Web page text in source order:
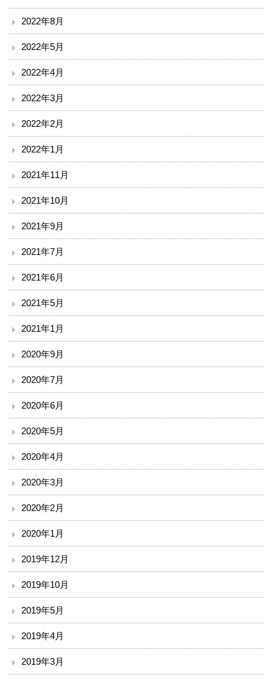
漢方・疼痛緩和科
ドック・健診
地域連携・相談
地域医療連携室
患者相談窓口
その他
赤十字講習・講演会等のお知らせ
ボランティア
治験事務局
入札情報
南斗六星研修ネットひろしま（広島中山間地病院連携）
備北メディカルネットワーク
リンク
2022年8月
2022年5月
2022年4月
2022年3月
2022年2月
2022年1月
2021年11月
2021年10月
2021年9月
2021年7月
2021年6月
2021年5月
2021年1月
2020年9月
2020年7月
2020年6月
2020年5月
2020年4月
2020年3月
2020年2月
2020年1月
2019年12月
2019年10月
2019年5月
2019年4月
2019年3月